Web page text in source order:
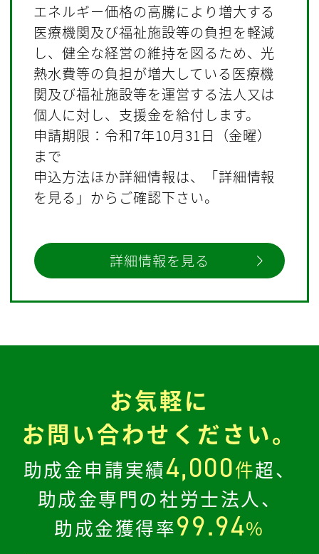
エネルギー価格の高騰により増大する
医療機関及び福祉施設等の負担を軽減
し、健全な経営の維持を図るため、光
熱水費等の負担が増大している医療機
関及び福祉施設等を運営する法人又は
個人に対し、支援金を給付します。
申請期限：令和7年10月31日（金曜）
まで
申込方法ほか詳細情報は、「詳細情報
を見る」からご確認下さい。
詳細情報を見る
お気軽に
お問い合わせください。
助成金申請実績4,000件超、
助成金専門の社労士法人、
助成金獲得率99.94%